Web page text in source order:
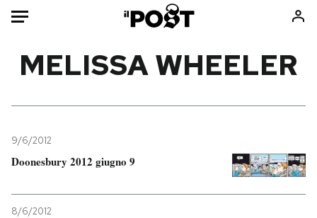
Mondo
Politica
MELISSA WHEELER
9/6/2012
Doonesbury 2012 giugno 9
8/6/2012